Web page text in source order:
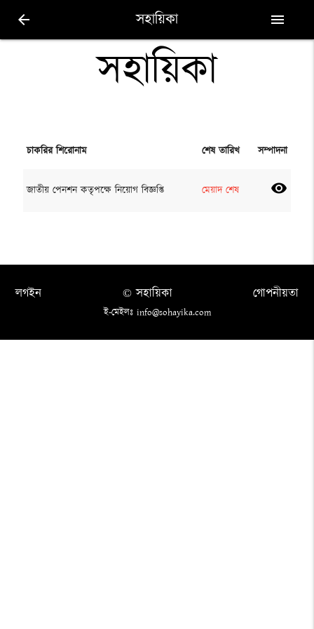
arrow_back সহায়িকা menu
সহায়িকা
চাকরির শিরোনাম শেষ তারিখ সম্পাদনা
জাতীয় পেনশন কতৃপক্ষে নিয়োগ বিজ্ঞপ্তি মেয়াদ শেষ visibility
লগইন গোপনীয়তা
© সহায়িকা
ই-মেইলঃ info@sohayika.com